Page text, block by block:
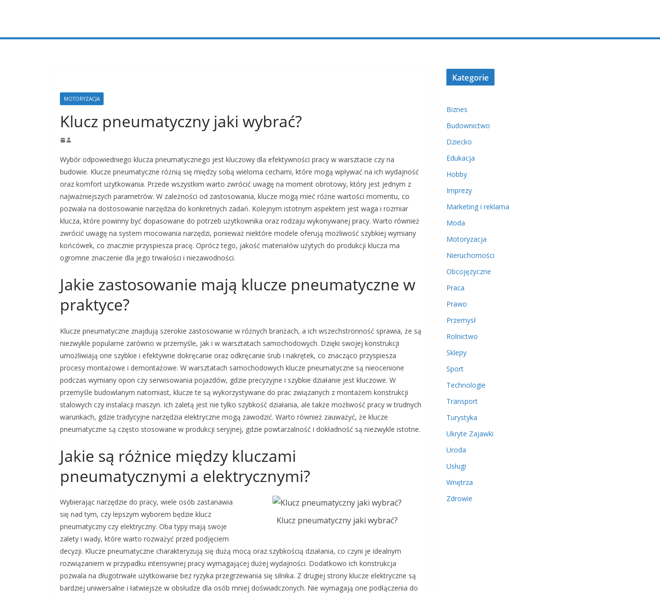
MOTORYZACJA
Klucz pneumatyczny jaki wybrać?
Wybór odpowiedniego klucza pneumatycznego jest kluczowy dla efektywności pracy w warsztacie czy na
budowie. Klucze pneumatyczne różnią się między sobą wieloma cechami, które mogą wpływać na ich wydajność
oraz komfort użytkowania. Przede wszystkim warto zwrócić uwagę na moment obrotowy, który jest jednym z
najważniejszych parametrów. W zależności od zastosowania, klucze mogą mieć różne wartości momentu, co
pozwala na dostosowanie narzędzia do konkretnych zadań. Kolejnym istotnym aspektem jest waga i rozmiar
klucza, które powinny być dopasowane do potrzeb użytkownika oraz rodzaju wykonywanej pracy. Warto również
zwrócić uwagę na system mocowania narzędzi, ponieważ niektóre modele oferują możliwość szybkiej wymiany
końcówek, co znacznie przyspiesza pracę. Oprócz tego, jakość materiałów użytych do produkcji klucza ma
ogromne znaczenie dla jego trwałości i niezawodności.
Jakie zastosowanie mają klucze pneumatyczne w
praktyce?
Klucze pneumatyczne znajdują szerokie zastosowanie w różnych branżach, a ich wszechstronność sprawia, że są
niezwykle popularne zarówno w przemyśle, jak i w warsztatach samochodowych. Dzięki swojej konstrukcji
umożliwiają one szybkie i efektywne dokręcanie oraz odkręcanie śrub i nakrętek, co znacząco przyspiesza
procesy montażowe i demontażowe. W warsztatach samochodowych klucze pneumatyczne są nieocenione
podczas wymiany opon czy serwisowania pojazdów, gdzie precyzyjne i szybkie działanie jest kluczowe. W
przemyśle budowlanym natomiast, klucze te są wykorzystywane do prac związanych z montażem konstrukcji
stalowych czy instalacji maszyn. Ich zaletą jest nie tylko szybkość działania, ale także możliwość pracy w trudnych
warunkach, gdzie tradycyjne narzędzia elektryczne mogą zawodzić. Warto również zauważyć, że klucze
pneumatyczne są często stosowane w produkcji seryjnej, gdzie powtarzalność i dokładność są niezwykle istotne.
Jakie są różnice między kluczami
pneumatycznymi a elektrycznymi?
Klucz pneumatyczny jaki wybrać?
Wybierając narzędzie do pracy, wiele osób zastanawia
się nad tym, czy lepszym wyborem będzie klucz
pneumatyczny czy elektryczny. Oba typy mają swoje
zalety i wady, które warto rozważyć przed podjęciem
decyzji. Klucze pneumatyczne charakteryzują się dużą mocą oraz szybkością działania, co czyni je idealnym
rozwiązaniem w przypadku intensywnej pracy wymagającej dużej wydajności. Dodatkowo ich konstrukcja
pozwala na długotrwałe użytkowanie bez ryzyka przegrzewania się silnika. Z drugiej strony klucze elektryczne są
bardziej uniwersalne i łatwiejsze w obsłudze dla osób mniej doświadczonych. Nie wymagają one podłączenia do
Kategorie
Biznes
Budownictwo
Dziecko
Edukacja
Hobby
Imprezy
Marketing i reklama
Moda
Motoryzacja
Nieruchomości
Obcojęzyczne
Praca
Prawo
Przemysł
Rolnictwo
Sklepy
Sport
Technologie
Transport
Turystyka
Ukryte Zajawki
Uroda
Usługi
Wnętrza
Zdrowie